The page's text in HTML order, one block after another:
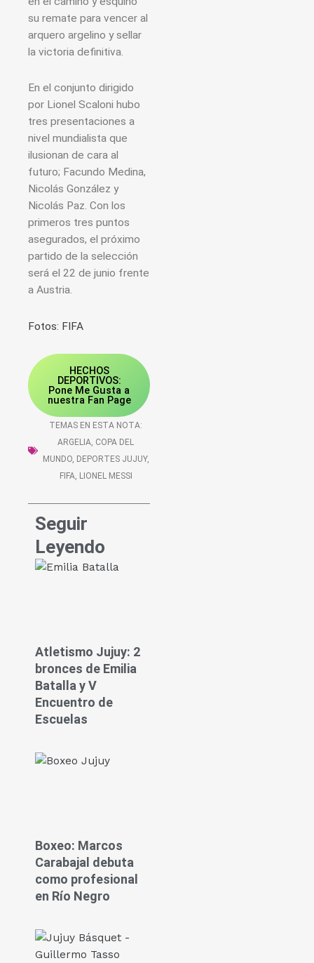
su remate para vencer al
arquero argelino y sellar
la victoria definitiva.
En el conjunto dirigido
por Lionel Scaloni hubo
tres presentaciones a
nivel mundialista que
ilusionan de cara al
futuro; Facundo Medina,
Nicolás González y
Nicolás Paz. Con los
primeros tres puntos
asegurados, el próximo
partido de la selección
será el 22 de junio frente
a Austria.
Fotos: FIFA
HECHOS
DEPORTIVOS:
Pone Me Gusta a
nuestra Fan Page
TEMAS EN ESTA NOTA:
ARGELIA COPA DEL
MUNDO, DEPORTES JUJUY,
FIFA LIONEL MESSI
Seguir
Leyendo
Atletismo Jujuy: 2
bronces de Emilia
Batalla y V
Encuentro de
Escuelas
Boxeo: Marcos
Carabajal debuta
como profesional
en Río Negro